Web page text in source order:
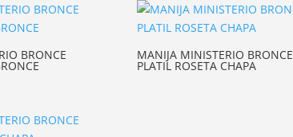
BRONCE MANIJA MINISTERIO BRONCE
PLATIL ROSETA CHAPA